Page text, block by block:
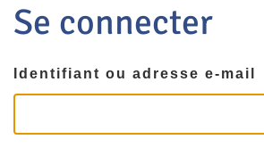
Se connecter
Identifiant ou adresse e-mail